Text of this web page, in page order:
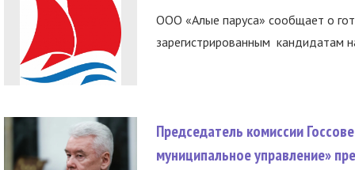
ООО «Алые паруса» сообщает о
зарегистрированным кандидатам
Председатель комиссии
муниципальное управление»